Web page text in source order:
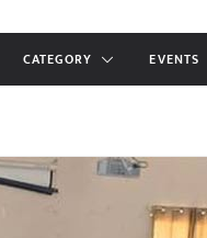
CATEGORY EVENTS